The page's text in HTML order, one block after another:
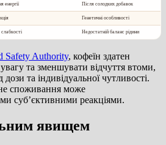
енергії Після солодких добавок
Генетичні особливості
Недостатній баланс рідини
Safety Authority, кофеїн здатен
та зменшувати відчуття втоми,
та індивідуальної чутливості.
споживання може
суб’єктивними реакціями.
явищем